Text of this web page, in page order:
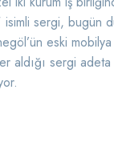
isimli sergi, bugün
eski mobilya
aldığı sergi